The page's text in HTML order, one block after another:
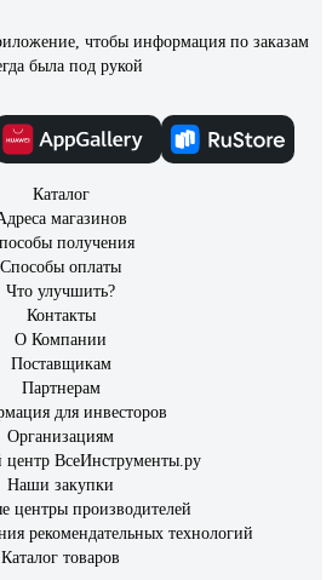
чтобы информация по заказам
была под рукой
Каталог
магазинов
получения
Способы оплаты
Что улучшить?
Контакты
О Компании
Поставщикам
Партнерам
для инвесторов
Организациям
центр ВсеИнструменты.ру
Наши закупки
центры производителей
рекомендательных технологий
Каталог товаров